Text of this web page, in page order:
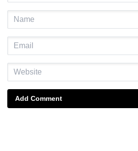
Add Comment